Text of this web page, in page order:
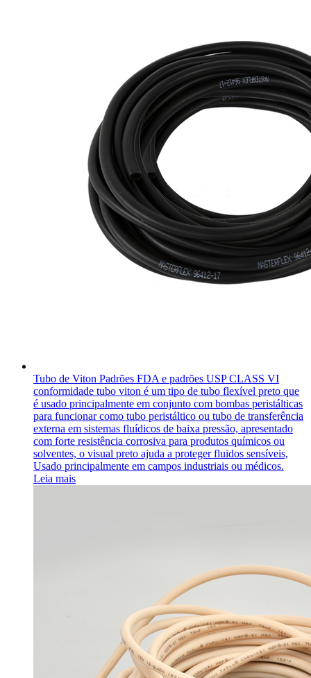
Tubo de Viton Padrões FDA e padrões USP CLASS VI
conformidade tubo viton é um tipo de tubo flexível preto que
é usado principalmente em conjunto com bombas peristálticas
para funcionar como tubo peristáltico ou tubo de transferência
externa em sistemas fluídicos de baixa pressão, apresentado
com forte resistência corrosiva para produtos químicos ou
solventes, o visual preto ajuda a proteger fluidos sensíveis,
Usado principalmente em campos industriais ou médicos.
Leia mais